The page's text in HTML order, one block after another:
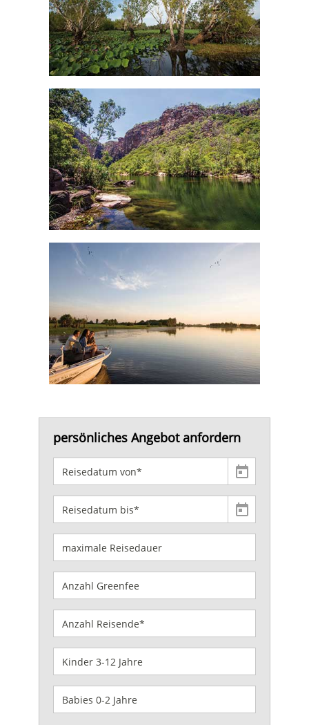
persönliches Angebot anfordern